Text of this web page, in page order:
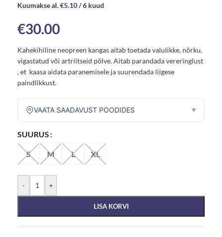
Kuumakse al.€5.10/ 6 kuud
€30.00
Kahekihiline neopreen kangas aitab toetada valulikke, nõrku,
vigastatud või artriitseid põlve. Aitab parandada vereringlust
, et kaasa aidata paranemisele ja suurendada liigese
paindlikkust.
VAATA SAADAVUST POODIDES ▼
SUURUS
S M L XL
- +
LISA KORVI